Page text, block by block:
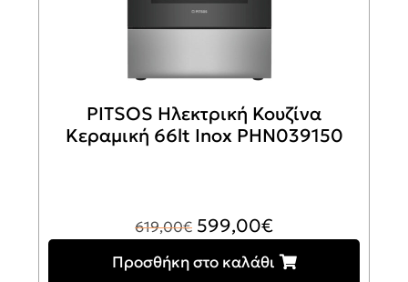
PITSOS Ηλεκτρική Κουζίνα
Κεραμική 66lt Inox PHN039150
619,00€ Original
599,00€Η
τρέχουσα
Προσθήκη στο καλάθι